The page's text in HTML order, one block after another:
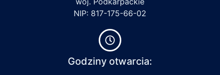
NIP: 817-175-66-02
Godziny otwarcia: